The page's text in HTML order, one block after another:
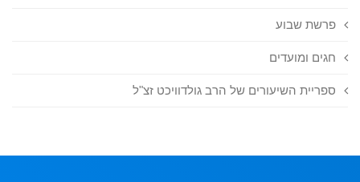
פרשת שבוע
חגים ומועדים
ספריית השיעורים של הרב גולדוויכט זצ"ל